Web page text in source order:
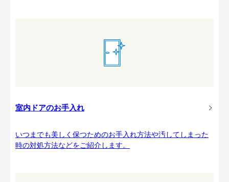
室内ドアのお手入れ
いつまでも美しく保つためのお手入れ方法や汚してしまった
時の対処方法などをご紹介します。